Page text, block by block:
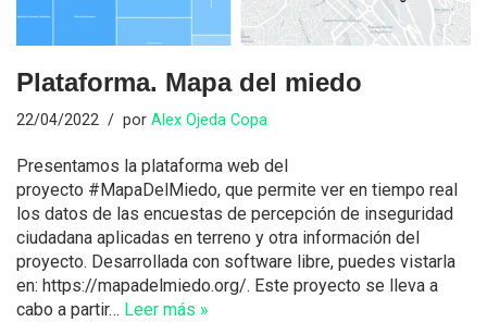
Plataforma. Mapa del miedo
22/04/2022 por Alex Ojeda Copa
Presentamos la plataforma web del
proyecto #MapaDelMiedo, que permite ver en tiempo real
los datos de las encuestas de percepción de inseguridad
ciudadana aplicadas en terreno y otra información del
proyecto. Desarrollada con software libre, puedes vistarla
en: https://mapadelmiedo.org/. Este proyecto se lleva a
cabo a partir… Leer más »